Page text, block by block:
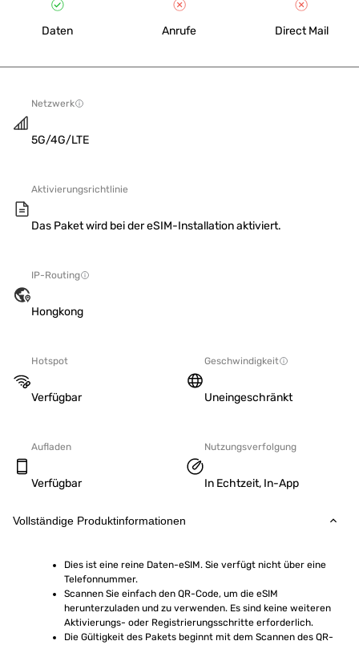
Daten Anrufe Direct Mail
Netzwerk
5G/4G/LTE
Aktivierungsrichtlinie
Das Paket wird bei der eSIM-Installation aktiviert.
IP-Routing
Hongkong
Hotspot
Verfügbar
Geschwindigkeit
Uneingeschränkt
Aufladen
Verfügbar
Nutzungsverfolgung
In Echtzeit, In-App
Vollständige Produktinformationen
Dies ist eine reine Daten-eSIM. Sie verfügt nicht über eine
Telefonnummer.
Scannen Sie einfach den QR-Code, um die eSIM
herunterzuladen und zu verwenden. Es sind keine weiteren
Aktivierungs- oder Registrierungsschritte erforderlich.
Die Gültigkeit des Pakets beginnt mit dem Scannen des QR-